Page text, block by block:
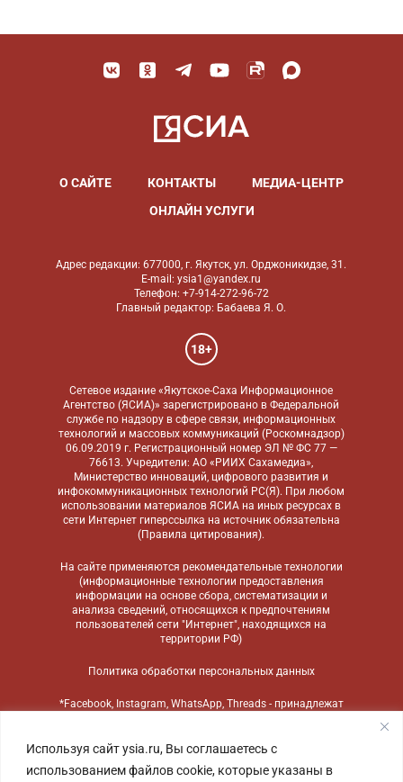
Используя сайт ysia.ru, Вы соглашаетесь с
использованием файлов cookie, которые указаны в
О САЙТЕ КОНТАКТЫ
МЕДИА-ЦЕНТР
ОНЛАЙН УСЛУГИ
Адрес редакции: 677000, г. Якутск, ул. Орджоникидзе, 31.
E-mail: ysia1@yandex.ru
Телефон: +7-914-272-96-72
Главный редактор: Бабаева Я. О.
18+
Сетевое издание «Якутское-Саха Информационное
Агентство (ЯСИА)» зарегистрировано в Федеральной
службе по надзору в сфере связи, информационных
технологий и массовых коммуникаций (Роскомнадзор)
06.09.2019 г. Регистрационный номер ЭЛ № ФС 77 —
76613. Учредители: АО «РИИХ Сахамедиа»,
Министерство инноваций, цифрового развития и
инфокоммуникационных технологий РС(Я). При любом
использовании материалов ЯСИА на иных ресурсах в
сети Интернет гиперссылка на источник обязательна
(Правила цитирования).
На сайте применяются рекомендательные технологии
(информационные технологии предоставления
информации на основе сбора, систематизации и
анализа сведений, относящихся к предпочтениям
пользователей сети "Интернет", находящихся на
территории РФ)
Политика обработки персональных данных
*Facebook, Instagram, WhatsApp, Threads - принадлежат